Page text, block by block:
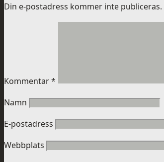
Din e-postadress kommer inte publiceras.
Kommentar*
Namn
E-postadress
Webbplats